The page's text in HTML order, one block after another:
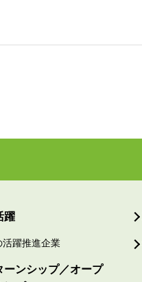
躍
活躍推進企業
ーンシップ／オープ